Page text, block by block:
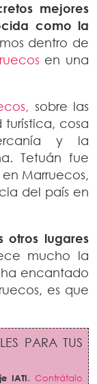
mejores
como la
dentro de
en una
sobre las
turística, cosa
y la
Tetuán fue
Marruecos,
del país en
otros lugares
mucho la
encantado
es que
PARA TUS
IATI. Contrátalo